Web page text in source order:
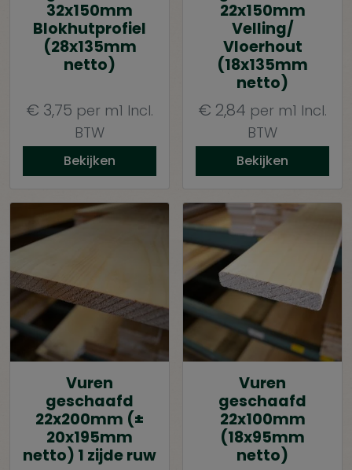
32x150mm
Blokhutprofiel
(28x135mm
netto)
€ 3,75 per m1 Incl.
BTW
Bekijken
22x150mm
Velling/
Vloerhout
(18x135mm
netto)
€ 2,84 per m1 Incl.
BTW
Bekijken
Vuren
geschaafd
22x200mm (±
20x195mm
netto) 1 zijde ruw
Vuren
geschaafd
22x100mm
(18x95mm
netto)